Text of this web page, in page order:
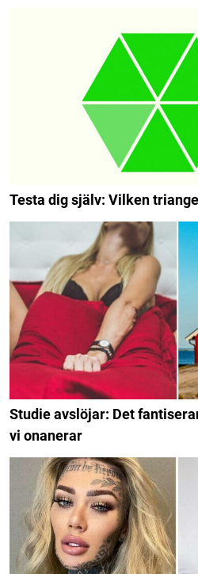
Testa dig själv: Vilken
Studie avslöjar: Det
vi onanerar